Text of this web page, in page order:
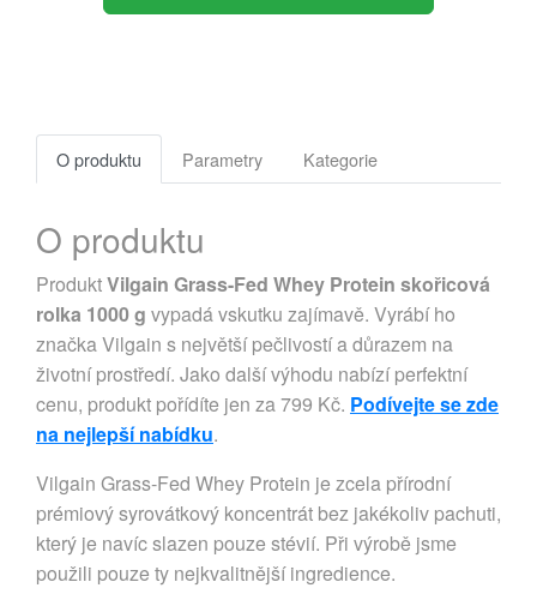
O produktu Parametry Kategorie
O produktu
ProduktVilgain Grass-Fed Whey Protein skořicová
rolka 1000 g vypadá vskutku zajímavě. Vyrábí ho
značka Vilgain s největší pečlivostí a důrazem na
životní prostředí. Jako další výhodu nabízí perfektní
cenu, produkt pořídíte jen za 799 Kč. Podívejte se zde
na nejlepší nabídku.
Vilgain Grass‑Fed Whey Protein je zcela přírodní
prémiový syrovátkový koncentrát bez jakékoliv pachuti,
který je navíc slazen pouze stévií. Při výrobě jsme
použili pouze ty nejkvalitnější ingredience.